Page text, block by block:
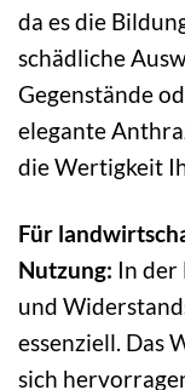
da es die
schädliche
Gegenstände
elegante
die Wertigkeit
Für
Nutzung: In der
und
essenziell. Das
sich